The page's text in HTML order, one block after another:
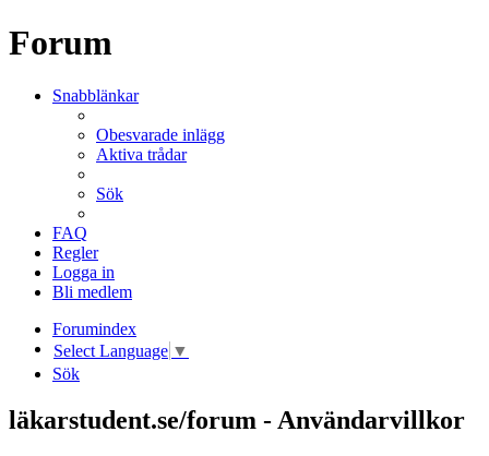
Forum
Snabblänkar
Obesvarade inlägg
Aktiva trådar
Sök
FAQ
Regler
Logga in
Bli medlem
Forumindex
Select Language ▼
Sök
läkarstudent.se/forum - Användarvillkor